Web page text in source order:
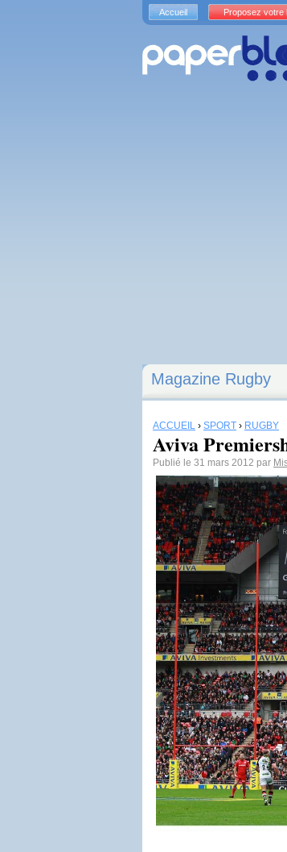
Magazine Rugby
ACCUEIL › SPORT › RUGBY
Aviva
Publié le 31 mars 2012 par
Accueil Proposez votre